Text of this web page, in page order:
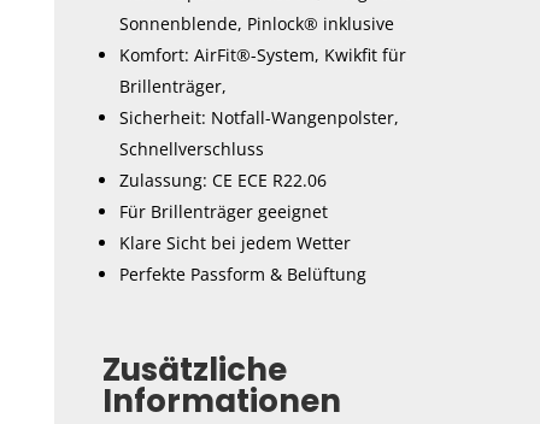
Sonnenblende, Pinlock® inklusive
Komfort: AirFit®-System, Kwikfit für
Brillenträger,
Sicherheit: Notfall-Wangenpolster,
Schnellverschluss
Zulassung: CE ECE R22.06
Für Brillenträger geeignet
Klare Sicht bei jedem Wetter
Perfekte Passform & Belüftung
Zusätzliche
Informationen